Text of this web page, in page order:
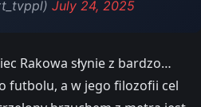
July 24, 2025
Rakowa słynie z bardzo…
futbolu, a w jego filozofii cel